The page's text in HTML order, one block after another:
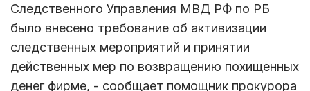
Следственного Управления МВД РФ по РБ
было внесено требование об активизации
следственных мероприятий и принятии
действенных мер по возвращению похищенных
денег фирме, - сообщает помощник прокурора